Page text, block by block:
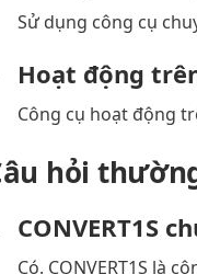
Sử dụng công cụ
Hoạt động
Công cụ hoạt động
hỏi
CONVERT1S
Có. CONVERT1S là